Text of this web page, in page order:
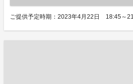
ご提供予定時期：2023年4月22日 18:45～